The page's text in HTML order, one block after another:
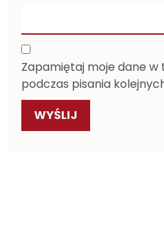
Zapamiętaj moje dane
podczas pisania